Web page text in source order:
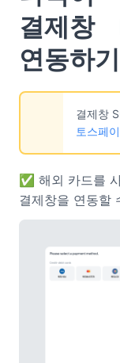
결제창
연동하기
결제창
토스페
✅ 해외 카드를
결제창을 연동할